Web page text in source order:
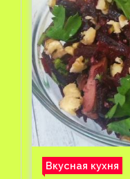
Вкусная кухня